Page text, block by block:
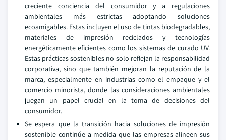
creciente conciencia del consumidor y a regulaciones
ambientales más estrictas adoptando soluciones
ecoamigables. Estas incluyen el uso de tintas biodegradables,
materiales de impresión reciclados y tecnologías
energéticamente eficientes como los sistemas de curado UV.
Estas prácticas sostenibles no solo reflejan la responsabilidad
corporativa, sino que también mejoran la reputación de la
marca, especialmente en industrias como el empaque y el
comercio minorista, donde las consideraciones ambientales
juegan un papel crucial en la toma de decisiones del
consumidor.
Se espera que la transición hacia soluciones de impresión
sostenible continúe a medida que las empresas alineen sus